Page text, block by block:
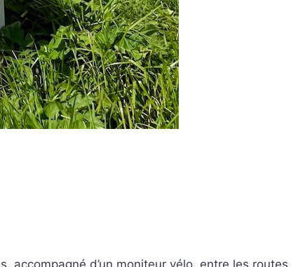
d’un moniteur vélo, entre les routes